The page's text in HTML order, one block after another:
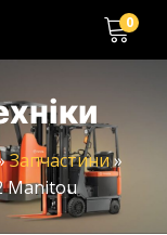
0
Запчастини»
Manitou